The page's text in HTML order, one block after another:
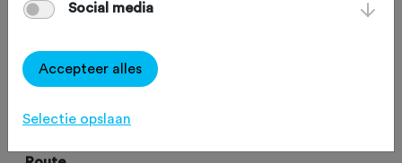
Wat vond je van de volgende
Social media
Accepteer alles
Selectie opslaan